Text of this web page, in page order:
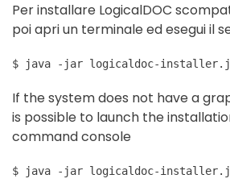
Per installare LogicalDOC
poi apri un terminale ed esegui il
$ java -jar logicaldoc-
If the system does not have a
is possible to launch the
command console
$ java -jar logicaldoc-